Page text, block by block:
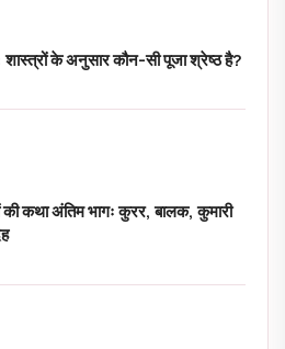
शास्त्रों के अनुसार कौन-सी पूजा श्रेष्ठ है?
कथा अंतिम भागः कुरर, बालक, कुमारी